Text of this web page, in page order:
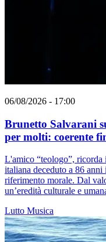
06/08/2026 - 17:00
Brunetto Salvarani
per molti: coerente
L'amico “teologo”, ricorda
italiana deceduto a 86
riferimento morale. Dal
un’eredità culturale e
Lutto Musica